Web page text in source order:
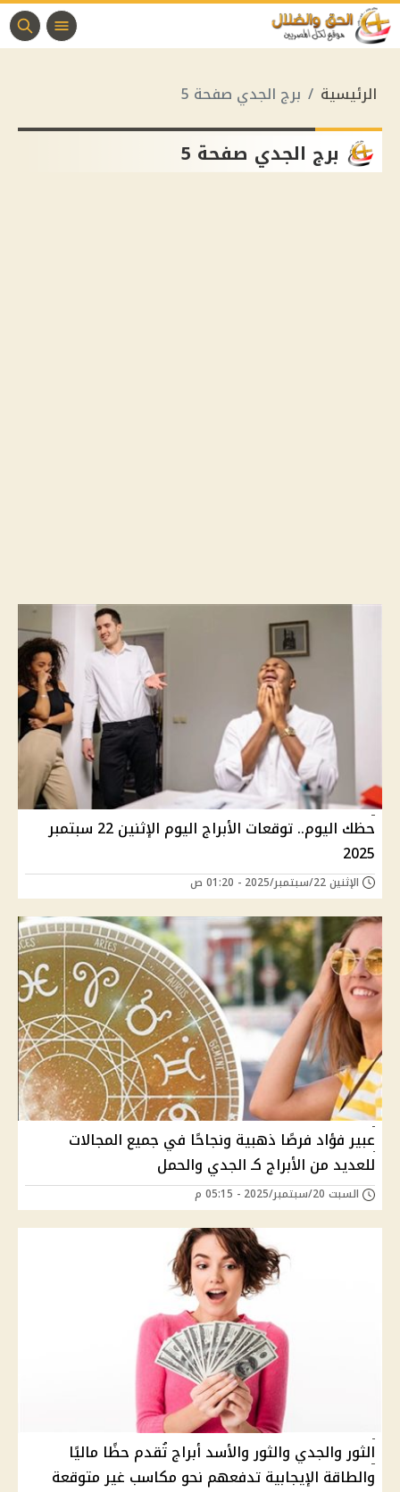
الرئيسية برج الجدي صفحة 5
برج الجدي صفحة 5
حظك اليوم.. توقعات الأبراج اليوم الإثنين 22 سبتمبر
2025
الإثنين 22/سبتمبر/2025 - 01:20 ص
عبير فؤاد فرصًا ذهبية ونجاحًا في جميع المجالات
للعديد من الأبراج كـ الجدي والحمل
السبت 20/سبتمبر/2025 - 05:15 م
الثور والجدي والثور والأسد أبراج تُقدم حظًا ماليًا
والطاقة الإيجابية تدفعهم نحو مكاسب غير متوقعة